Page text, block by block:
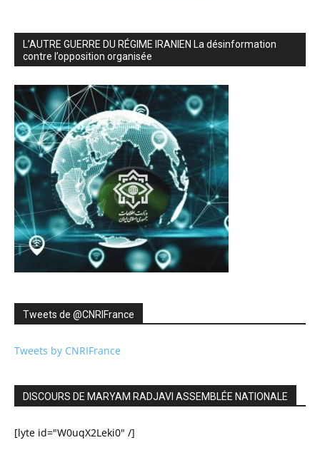
L’AUTRE GUERRE DU RÉGIME IRANIEN La désinformation
contre l’opposition organisée
Tweets de ‎@CNRIFrance
Tweets by CNRIFrance
DISCOURS DE MARYAM RADJAVI ASSEMBLÉE NATIONALE
[lyte id="W0uqX2Leki0" /]